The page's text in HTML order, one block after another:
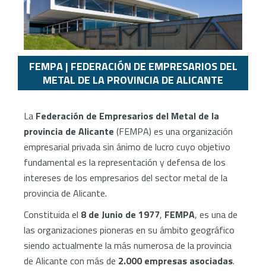
FEMPA | FEDERACIÓN DE EMPRESARIOS DEL
METAL DE LA PROVINCIA DE ALICANTE
La Federación de Empresarios del Metal de la
provincia de Alicante (FEMPA) es una organización
empresarial privada sin ánimo de lucro cuyo objetivo
fundamental es la representación y defensa de los
intereses de los empresarios del sector metal de la
provincia de Alicante.
Constituida el 8 de Junio de 1977, FEMPA, es una de
las organizaciones pioneras en su ámbito geográfico
siendo actualmente la más numerosa de la provincia
de Alicante con más de 2.000 empresas asociadas.